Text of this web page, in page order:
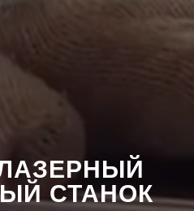
СТАНОК